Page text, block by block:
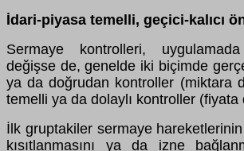
İdari-piyasa temelli, geçici-kalıcı
Sermaye kontrolleri,
değişse de, genelde iki biçimde
ya da doğrudan kontroller (miktara
temelli ya da dolaylı kontroller (fiyata
İlk gruptakiler sermaye hareketlerinin
kısıtlanmasını ya da izne